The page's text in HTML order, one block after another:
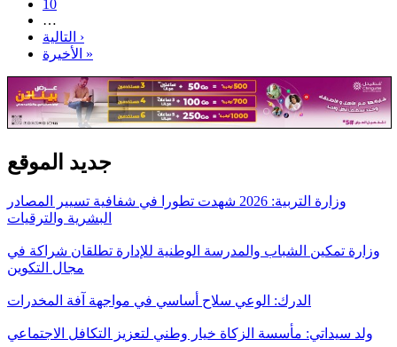
10
…
التالية ›
الأخيرة »
جديد الموقع
وزارة التربية: 2026 شهدت تطورا في شفافية تسيير المصادر
البشرية والترقيات
وزارة تمكين الشباب والمدرسة الوطنية للإدارة تطلقان شراكة في
مجال التكوين
الدرك: الوعي سلاح أساسي في مواجهة آفة المخدرات
ولد سيداتي: مأسسة الزكاة خيار وطني لتعزيز التكافل الاجتماعي